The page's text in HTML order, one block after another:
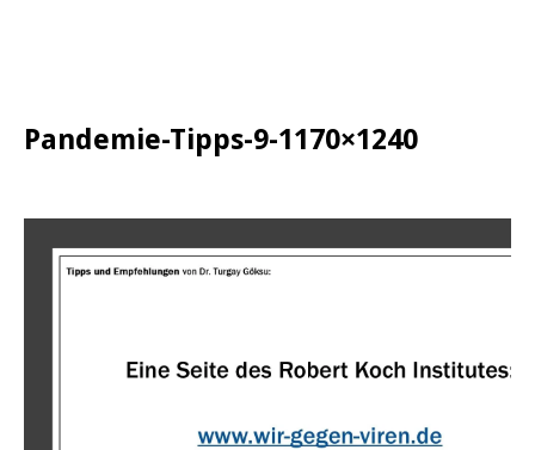
Pandemie-Tipps-9-1170×1240